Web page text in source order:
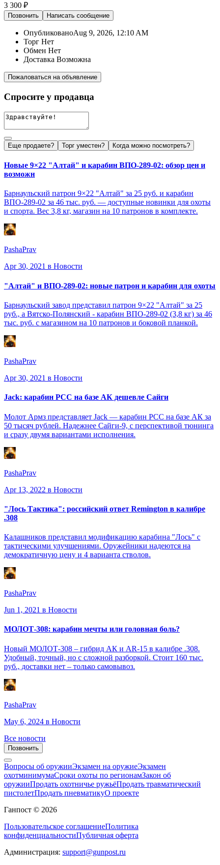
3 300 ₽
Позвонить Написать сообщение
ОпубликованоAug 9, 2026, 12:10 AM
Торг Нет
Обмен Нет
Доставка Возможна
Пожаловаться на объявление
Спросите у продавца
Еще продаете? Торг уместен? Когда можно посмотреть?
Новые 9×22 "Алтай" и карабин ВПО-289-02: обзор цен и
возможн
Барнаульский патрон 9×22 "Алтай" за 25 руб. и карабин
ВПО-289-02 за 46 тыс. руб. — доступные новинки для охоты
и спорта. Вес 3,8 кг, магазин на 10 патронов в комплекте.
PashaPrav
Apr 30, 2021 в Новости
"Алтай" и ВПО-289-02: новые патрон и карабин для охоты
Барнаульский завод представил патрон 9×22 "Алтай" за 25
руб., а Вятско-Полянский - карабин ВПО-289-02 (3,8 кг) за 46
тыс. руб. с магазином на 10 патронов и боковой планкой.
PashaPrav
Apr 30, 2021 в Новости
Jack: карабин PCC на базе АК дешевле Сайги
Молот Армз представляет Jack — карабин PCC на базе АК за
50 тысяч рублей. Надежнее Сайги-9, с перспективой тюнинга
и сразу двумя вариантами исполнения.
PashaPrav
Apr 13, 2022 в Новости
"Лось Тактика": российский ответ Remington в калибре
.308
Калашников представил модификацию карабина "Лось" с
тактическими улучшениями. Оружейники надеются на
демократичную цену и 4 варианта стволов.
PashaPrav
Jun 1, 2021 в Новости
МОЛОТ-308: карабин мечты или головная боль?
Новый МОЛОТ-308 – гибрид АК и AR-15 в калибре .308.
Удобный, точный, но с сложной разборкой. Стоит 160 тыс.
руб., доставки нет – только самовывоз.
PashaPrav
May 6, 2024 в Новости
Все новости
Позвонить
Вопросы об оружииЭкзамен на оружиеЭкзамен
охотминимумаСроки охоты по регионамЗакон об
оружииПродать охотничье ружьёПродать травматический
пистолетПродать пневматикуО проекте
Ганпост © 2026
Пользовательское соглашениеПолитика
конфиденциальностиПубличная оферта
Администрация: support@gunpost.ru